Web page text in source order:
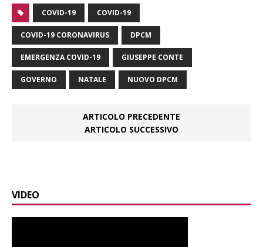
COVID-19 COVID-19
COVID-19 CORONAVIRUS DPCM
EMERGENZA COVID-19 GIUSEPPE CONTE
GOVERNO NATALE NUOVO DPCM
ARTICOLO PRECEDENTE
ARTICOLO SUCCESSIVO
VIDEO